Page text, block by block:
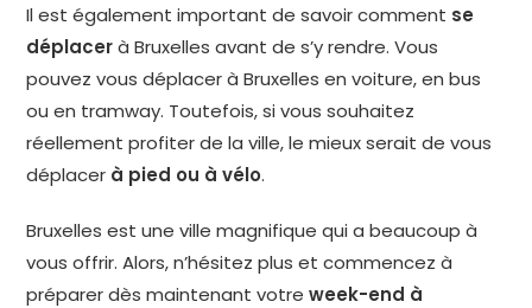
Il est également important de savoir comment se
déplacerà Bruxelles avant de s’y rendre. Vous
pouvez vous déplacer à Bruxelles en voiture, en bus
ou en tramway. Toutefois, si vous souhaitez
réellement profiter de la ville, le mieux serait de vous
déplacer à pied ou à vélo.
Bruxelles est une ville magnifique qui a beaucoup à
vous offrir. Alors, n’hésitez plus et commencez à
préparer dès maintenant votreweek-end à